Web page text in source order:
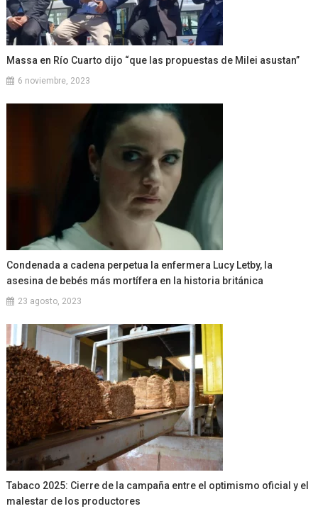
Massa en Río Cuarto dijo “que las propuestas de Milei asustan”
6 noviembre, 2023
Condenada a cadena perpetua la enfermera Lucy Letby, la
asesina de bebés más mortífera en la historia británica
23 agosto, 2023
Tabaco 2025: Cierre de la campaña entre el optimismo oficial y el
malestar de los productores